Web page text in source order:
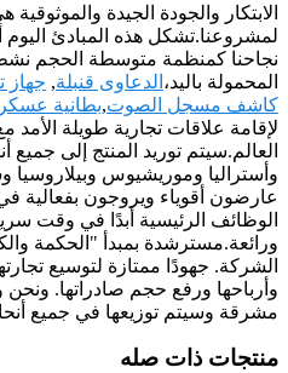
الابتكار والجودة الجيدة
لمشروعنا.تشكل هذه المبادئ
نجاحنا كمنظمة متوسطة الحجم نشطة
المحمولة باليد، الدعاوى قنبلة, جهاز
كاشف مسجل الصوت,بطانية
لإقامة علاقات تجارية طويلة الأمد
العالم.سيتم توريد المنتج إلى جميع
وأستراليا وموريشيوس
عارضون أقوياء ويروجون بفعالية
الوظائف الرئيسية أبدًا في وقت
ورائعة.مسترشدة بمبدأ "الحكمة
الشركة. جهودًا ممتازة لتوسيع
وأرباحها ورفع حجم صادراتها.
مشرقة وسيتم توزيعها في جميع
منتجات ذات صله